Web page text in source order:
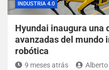
INDUSTRIA 4.0
Hyundai inaugura una
avanzadas del mundo
robótica
9 meses atrás